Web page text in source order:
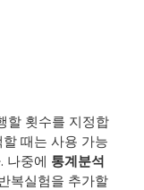
할 횟수를 지정합
때는 사용 가능
나중에 통계분석
복실험을 추가할